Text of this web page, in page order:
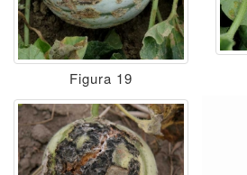
Figura 19